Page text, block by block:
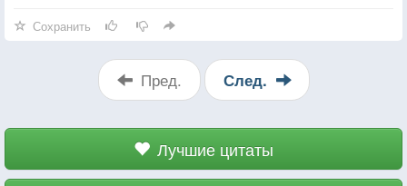
Сохранить
Пред. След.
Лучшие цитаты